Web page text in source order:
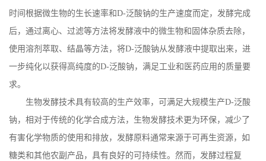
时间根据微生物的生长速率和D-泛酸钠的生产速度而定，发酵完成
后，通过离心、过滤等方法将发酵液中的微生物和固体杂质去除，
使用溶剂萃取、结晶等方法，将D-泛酸钠从发酵液中提取出来，进
一步纯化以获得高纯度的D-泛酸钠，满足工业和医药应用的质量要
求。
生物发酵技术具有较高的生产效率，可满足大规模生产D-泛酸
钠，相对于传统的化学合成方法，生物发酵技术更为环保，减少了
有害化学物质的使用和排放，发酵原料通常来源于可再生资源，如
糖类和其他农副产品，具有良好的可持续性。然而，发酵过程复